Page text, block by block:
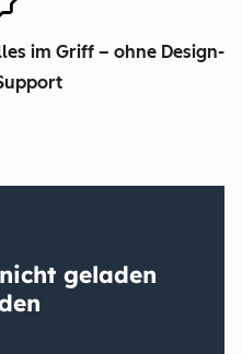
im Griff – ohne Design-